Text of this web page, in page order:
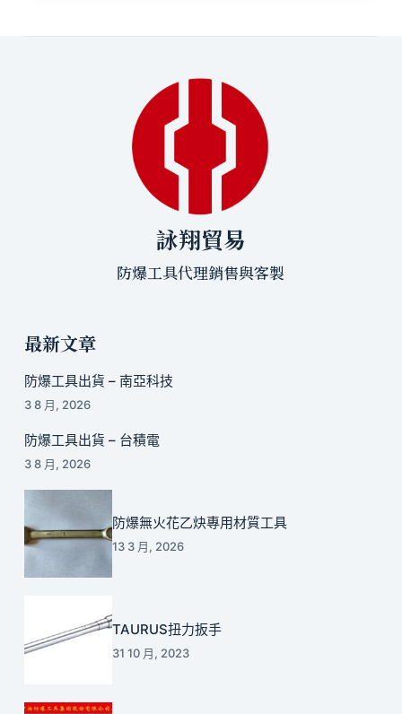
詠翔貿易
防爆工具代理銷售與客製
最新文章
防爆工具出貨 – 南亞科技
3 8 月, 2026
防爆工具出貨 – 台積電
3 8 月, 2026
防爆無火花乙炔專用材質工具
13 3 月, 2026
TAURUS扭力扳手
31 10 月, 2023